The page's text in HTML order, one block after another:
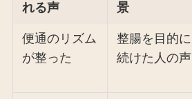
れる声
景
便通のリズム
が整った
整腸を目的に
続けた人の声